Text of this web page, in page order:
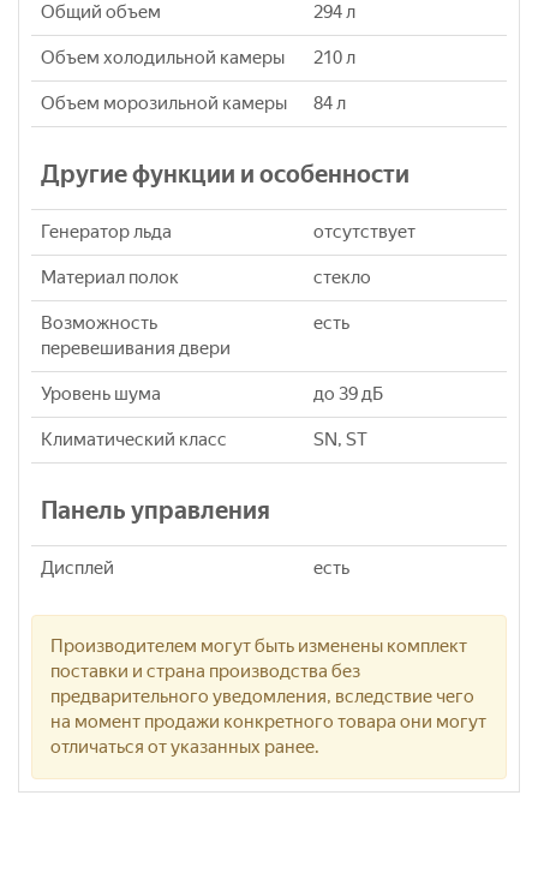
Общий объем 294 л
Объем холодильной камеры 210 л
Объем морозильной камеры 84 л
Другие функции и особенности
Генератор льда отсутствует
Материал полок стекло
Возможность
перевешивания двери
есть
Уровень шума до 39 дБ
Климатический класс SN, ST
Панель управления
Дисплей есть
Производителем могут быть изменены комплект
поставки и страна производства без
предварительного уведомления, вследствие чего
на момент продажи конкретного товара они могут
отличаться от указанных ранее.